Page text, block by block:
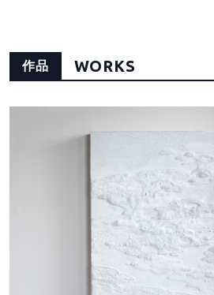
作品 WORKS